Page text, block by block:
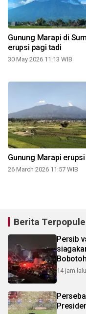
Gunung Marapi di
erupsi pagi tadi
30 May 2026 11:13 WIB
Gunung Marapi
26 March 2026 11:57 WIB
Berita
Persib
Bobotoh
14 jam lalu